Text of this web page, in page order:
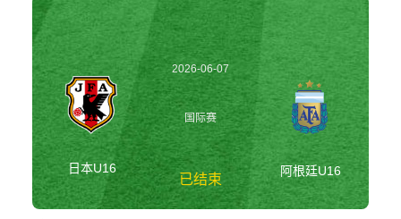
日本U16
2026-06-07
13:00:00
国际赛
已结束
阿根廷U16